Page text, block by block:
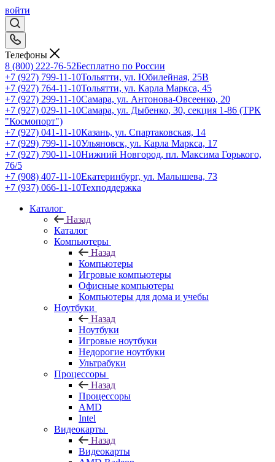
войти
Телефоны
8 (800) 222-76-52Бесплатно по России
+7 (927) 799-11-10Тольятти, ул. Юбилейная, 25В
+7 (927) 764-11-10Тольятти, ул. Карла Маркса, 45
+7 (927) 299-11-10Самара, ул. Антонова-Овсеенко, 20
+7 (927) 029-11-10Самара, ул. Дыбенко, 30, секция 1-86 (ТРК
"Космопорт")
+7 (927) 041-11-10Казань, ул. Спартаковская, 14
+7 (929) 799-11-10Ульяновск, ул. Карла Маркса, 17
+7 (927) 790-11-10Нижний Новгород, пл. Максима Горького,
76/5
+7 (908) 407-11-10Екатеринбург, ул. Малышева, 73
+7 (937) 066-11-10Техподдержка
Каталог
Назад
Каталог
Компьютеры
Назад
Компьютеры
Игровые компьютеры
Офисные компьютеры
Компьютеры для дома и учебы
Ноутбуки
Назад
Ноутбуки
Игровые ноутбуки
Недорогие ноутбуки
Ультрабуки
Процессоры
Назад
Процессоры
AMD
Intel
Видеокарты
Назад
Видеокарты